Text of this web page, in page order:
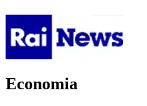
Economia